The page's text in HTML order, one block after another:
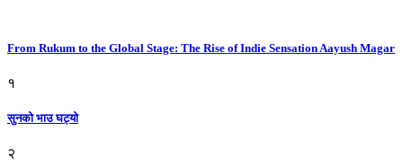
From Rukum to the Global Stage: The Rise of Indie Sensation Aayush Magar
१
सुनको भाउ घट्याे
२